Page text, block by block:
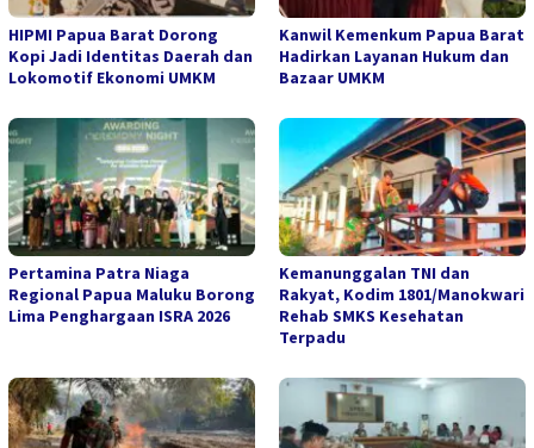
HIPMI Papua Barat Dorong
Kopi Jadi Identitas Daerah dan
Lokomotif Ekonomi UMKM
Kanwil Kemenkum Papua Barat
Hadirkan Layanan Hukum dan
Bazaar UMKM
Pertamina Patra Niaga
Regional Papua Maluku Borong
Lima Penghargaan ISRA 2026
Kemanunggalan TNI dan
Rakyat, Kodim 1801/Manokwari
Rehab SMKS Kesehatan
Terpadu